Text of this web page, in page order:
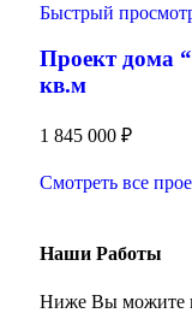
Быстрый
Проект дома
кв.м
1 845 000 ₽
Смотреть все
Наши Работы
Ниже Вы можите